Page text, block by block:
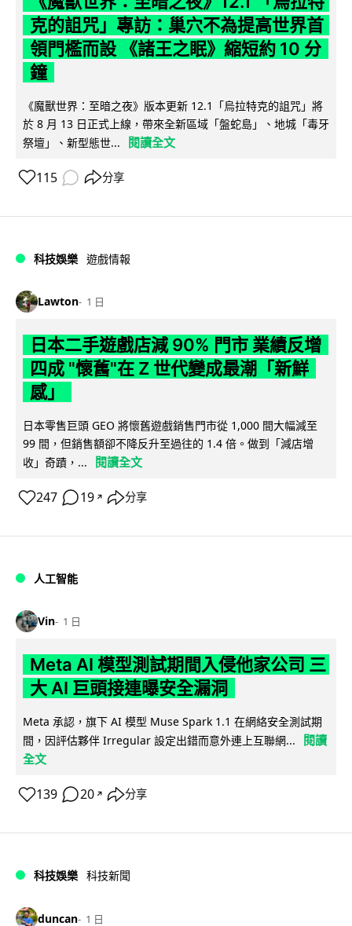
克的詛咒」專訪：巢穴不為提高世界首
領門檻而設 《諸王之眠》縮短約 10 分
鐘
《魔獸世界：至暗之夜》版本更新 12.1「烏拉特克的詛咒」將
於 8 月 13 日正式上線，帶來全新區域「盤蛇島」、地城「毒牙
祭壇」、新型態世...
閱讀全文
115 分享
科技娛樂 遊戲情報
Lawton 1 日
日本二手遊戲店減 90% 門市 業績反增
四成 "懷舊"在 Z 世代變成最潮「新鮮
感」
日本零售巨頭 GEO 將懷舊遊戲銷售門市從 1,000 間大幅減至
99 間，但銷售額卻不降反升至過往的 1.4 倍。做到「減店增
收」奇蹟，...
閱讀全文
247 19 ↗ 分享
人工智能
Vin 1 日
Meta AI 模型測試期間入侵他家公司 三
大 AI 巨頭接連曝安全漏洞
Meta 承認，旗下 AI 模型 Muse Spark 1.1 在網絡安全測試期
間，因評估夥伴 Irregular 設定出錯而意外連上互聯網...
閱讀
全文
139 20 ↗ 分享
科技娛樂 科技新聞
duncan 1 日